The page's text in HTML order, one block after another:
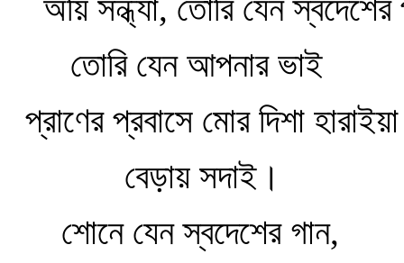
অয়ি সন্ধ্যা, তোরি যেন স্বদেশের
তোরি যেন আপনার ভাই
প্রাণের প্রবাসে মোর দিশা হারাইয়া
বেড়ায় সদাই।
শোনে যেন স্বদেশের গান,